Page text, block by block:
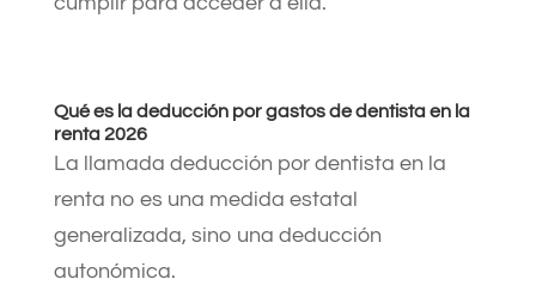
Qué es la deducción por gastos de dentista en la
renta 2026
La llamada deducción por dentista en la
renta no es una medida estatal
generalizada, sino una deducción
autonómica.